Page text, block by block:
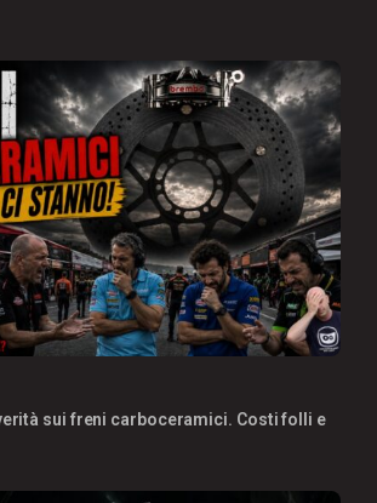
sui freni carboceramici. Costi folli e